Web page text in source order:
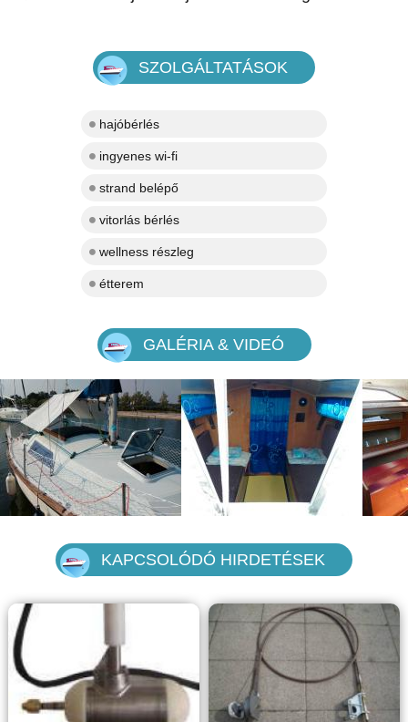
SZOLGÁLTATÁSOK
hajóbérlés
ingyenes wi-fi
strand belépő
vitorlás bérlés
wellness részleg
étterem
GALÉRIA & VIDEÓ
KAPCSOLÓDÓ HIRDETÉSEK